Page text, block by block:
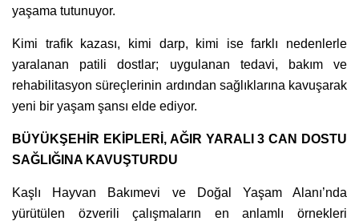
yaşama tutunuyor.
Kimi trafik kazası, kimi darp, kimi ise farklı nedenlerle
yaralanan patili dostlar; uygulanan tedavi, bakım ve
rehabilitasyon süreçlerinin ardından sağlıklarına kavuşarak
yeni bir yaşam şansı elde ediyor.
BÜYÜKŞEHİR EKİPLERİ, AĞIR YARALI 3 CAN DOSTU
SAĞLIĞINA KAVUŞTURDU
Kaşlı Hayvan Bakımevi ve Doğal Yaşam Alanı’nda
yürütülen özverili çalışmaların en anlamlı örnekleri